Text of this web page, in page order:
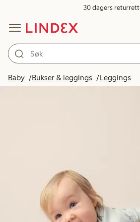
30 dagers returrett
Baby Bukser & leggings Leggings